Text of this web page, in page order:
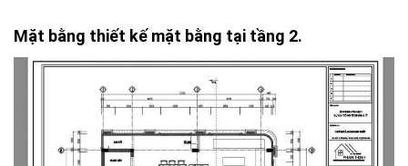
Mặt bằng thiết kế mặt bằng tại tầng 2.